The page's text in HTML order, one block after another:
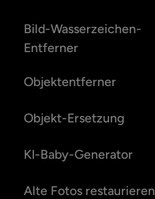
Bild-Wasserzeichen-
Entferner
Objektentferner
Objekt-Ersetzung
KI-Baby-Generator
Alte Fotos restaurieren